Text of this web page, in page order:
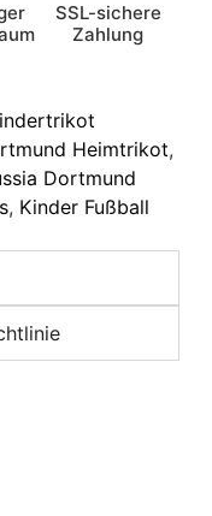
SSL-sichere
Zahlung
Heimtrikot,
Dortmund
, Kinder Fußball